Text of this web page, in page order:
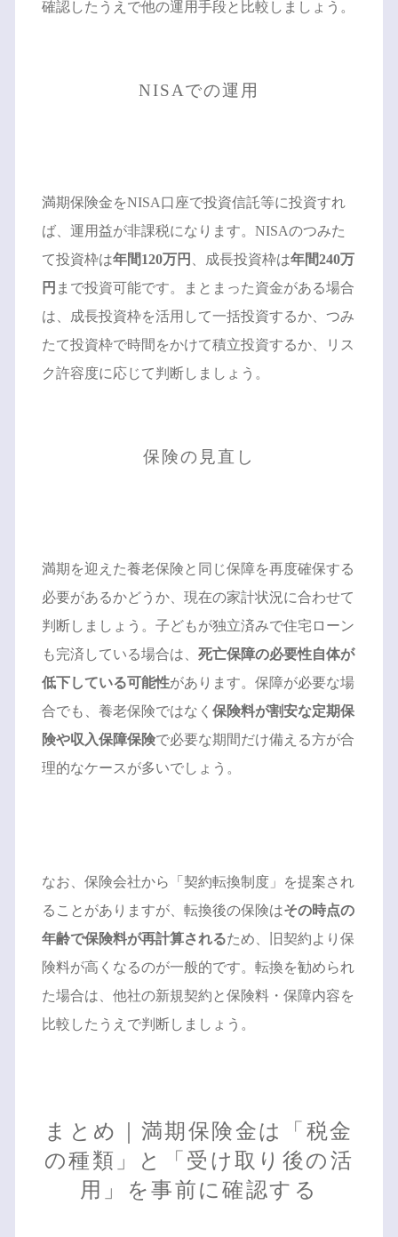
確認したうえで他の運用手段と比較しましょう。
NISAでの運用
満期保険金をNISA口座で投資信託等に投資すれ
ば、運用益が非課税になります。NISAのつみた
て投資枠は年間120万円 、成長投資枠は年間240万
円 まで投資可能です。まとまった資金がある場合
は、成長投資枠を活用して一括投資するか、つみ
たて投資枠で時間をかけて積立投資するか、リス
ク許容度に応じて判断しましょう。
保険の見直し
満期を迎えた養老保険と同じ保障を再度確保する
必要があるかどうか、現在の家計状況に合わせて
判断しましょう。子どもが独立済みで住宅ローン
も完済している場合は、 死亡保障の必要性自体が
低下している可能性があります。保障が必要な場
合でも、養老保険ではなく 保険料が割安な定期保
険や収入保障保険で必要な期間だけ備える方が合
理的なケースが多いでしょう。
なお、保険会社から「契約転換制度」を提案され
ることがありますが、転換後の保険はその時点の
年齢で保険料が再計算されるため、旧契約より保
険料が高くなるのが一般的です。転換を勧められ
た場合は、他社の新規契約と保険料・保障内容を
比較したうえで判断しましょう。
まとめ｜満期保険金は「税金
の種類」と「受け取り後の活
用」を事前に確認する